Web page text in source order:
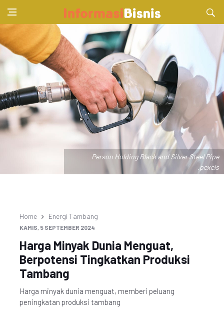
Person Holding Black and Silver Steel Pipe
.pexels
Home Energi Tambang
KAMIS, 5 SEPTEMBER 2024
Harga Minyak Dunia Menguat,
Berpotensi Tingkatkan Produksi
Tambang
Harga minyak dunia menguat, memberi peluang
peningkatan produksi tambang